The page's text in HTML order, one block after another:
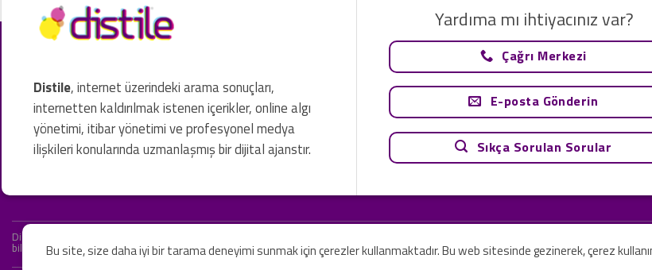
Distile, internet üzerindeki arama sonuçları,
internetten kaldırılmak istenen içerikler, online algı
yönetimi, itibar yönetimi ve profesyonel medya
ilişkileri konularında uzmanlaşmış bir dijital ajanstır.
Yardıma mı ihtiyacınız var?
Çağrı Merkezi
E-posta Gönderin
Sıkça Sorulan Sorular
Distile bir hukuk firması değildir ve hizmetlerimizin hiçbiri resmi hukuki tavsiye olarak değerlendirilemez. Sadece teknoloji ve
bilgiler yalnızca genel bilgi niteliğindedir. Yasal tavsiye olarak değerlendirilmesi amaçlanmamıştır.
Bu site, size daha iyi bir tarama deneyimi sunmak için çerezler kullanmaktadır. Bu web sitesinde gezinerek, çerez